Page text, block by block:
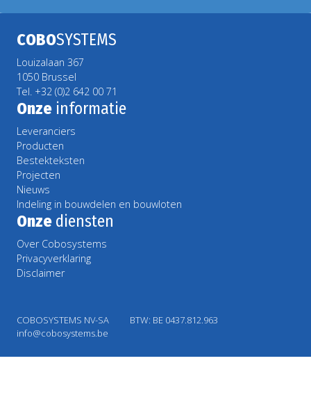
COBOSYSTEMS
Louizalaan 367
1050 Brussel
Tel. +32 (0)2 642 00 71
Onze informatie
Leveranciers
Producten
Bestekteksten
Projecten
Nieuws
Indeling in bouwdelen en bouwloten
Onze diensten
Over Cobosystems
Privacyverklaring
Disclaimer
COBOSYSTEMS NV-SA
BTW: BE 0437.812.963
info@cobosystems.be